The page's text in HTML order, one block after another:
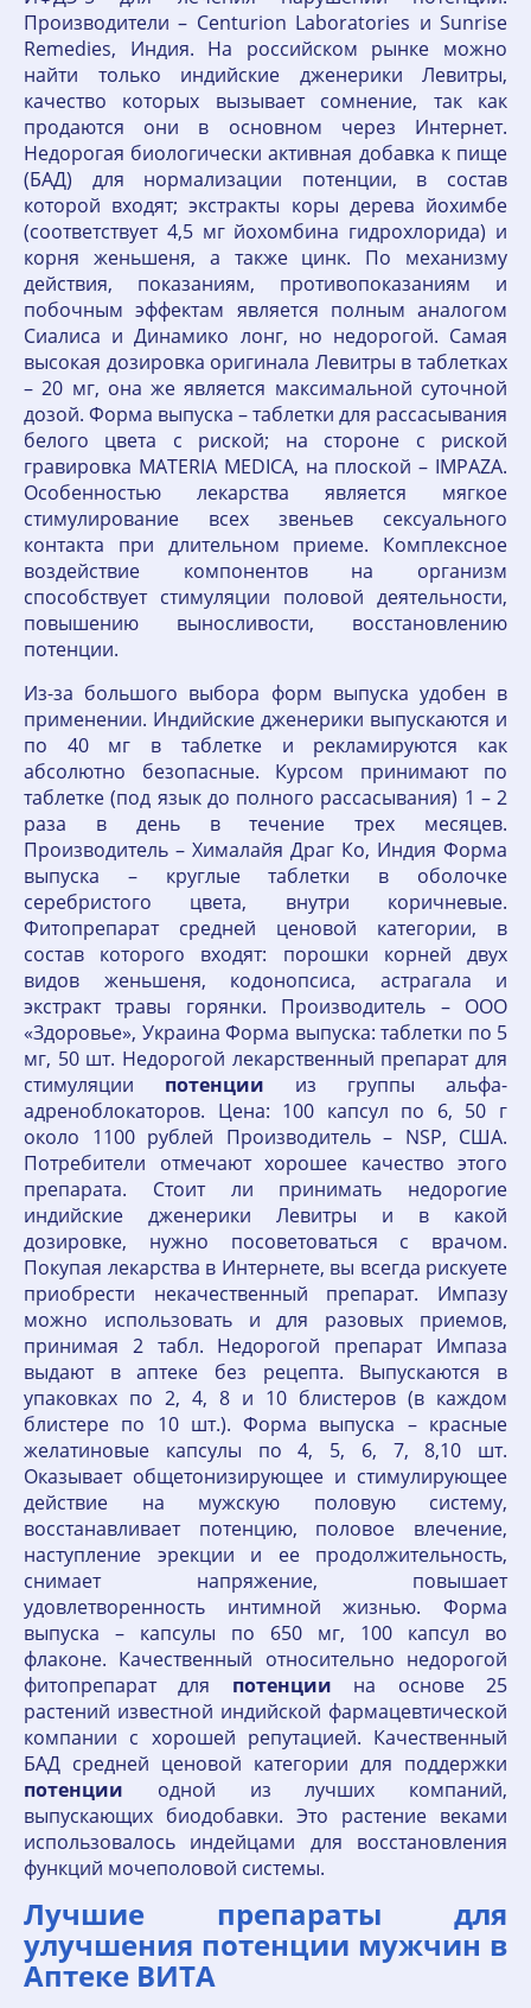
Производители – Centurion Laboratories и Sunrise
Remedies, Индия. На российском рынке можно
найти только индийские дженерики Левитры,
качество которых вызывает сомнение, так как
продаются они в основном через Интернет.
Недорогая биологически активная добавка к пище
(БАД) для нормализации потенции, в состав
которой входят; экстракты коры дерева йохимбе
(соответствует 4,5 мг йохомбина гидрохлорида) и
корня женьшеня, а также цинк. По механизму
действия, показаниям, противопоказаниям и
побочным эффектам является полным аналогом
Сиалиса и Динамико лонг, но недорогой. Самая
высокая дозировка оригинала Левитры в таблетках
– 20 мг, она же является максимальной суточной
дозой. Форма выпуска – таблетки для рассасывания
белого цвета с риской; на стороне с риской
гравировка MATERIA MEDICA, на плоской – IMPAZA.
Особенностью лекарства является мягкое
стимулирование всех звеньев сексуального
контакта при длительном приеме. Комплексное
воздействие компонентов на организм
способствует стимуляции половой деятельности,
повышению выносливости, восстановлению
потенции.
Из-за большого выбора форм выпуска удобен в
применении. Индийские дженерики выпускаются и
по 40 мг в таблетке и рекламируются как
абсолютно безопасные. Курсом принимают по
таблетке (под язык до полного рассасывания) 1 – 2
раза в день в течение трех месяцев.
Производитель – Хималайя Драг Ко, Индия Форма
выпуска – круглые таблетки в оболочке
серебристого цвета, внутри коричневые.
Фитопрепарат средней ценовой категории, в
состав которого входят: порошки корней двух
видов женьшеня, кодонопсиса, астрагала и
экстракт травы горянки. Производитель – ООО
«Здоровье», Украина Форма выпуска: таблетки по 5
мг, 50 шт. Недорогой лекарственный препарат для
стимуляции потенции из группы альфа-
адреноблокаторов. Цена: 100 капсул по 6, 50 г
около 1100 рублей Производитель – NSP, США.
Потребители отмечают хорошее качество этого
препарата. Стоит ли принимать недорогие
индийские дженерики Левитры и в какой
дозировке, нужно посоветоваться с врачом.
Покупая лекарства в Интернете, вы всегда рискуете
приобрести некачественный препарат. Импазу
можно использовать и для разовых приемов,
принимая 2 табл. Недорогой препарат Импаза
выдают в аптеке без рецепта. Выпускаются в
упаковках по 2, 4, 8 и 10 блистеров (в каждом
блистере по 10 шт.). Форма выпуска – красные
желатиновые капсулы по 4, 5, 6, 7, 8,10 шт.
Оказывает общетонизирующее и стимулирующее
действие на мужскую половую систему,
восстанавливает потенцию, половое влечение,
наступление эрекции и ее продолжительность,
снимает напряжение, повышает
удовлетворенность интимной жизнью. Форма
выпуска – капсулы по 650 мг, 100 капсул во
флаконе. Качественный относительно недорогой
фитопрепарат для потенции на основе 25
растений известной индийской фармацевтической
компании с хорошей репутацией. Качественный
БАД средней ценовой категории для поддержки
потенции одной из лучших компаний,
выпускающих биодобавки. Это растение веками
использовалось индейцами для восстановления
функций мочеполовой системы.
Лучшие препараты для
улучшения потенции мужчин в
Аптеке ВИТА